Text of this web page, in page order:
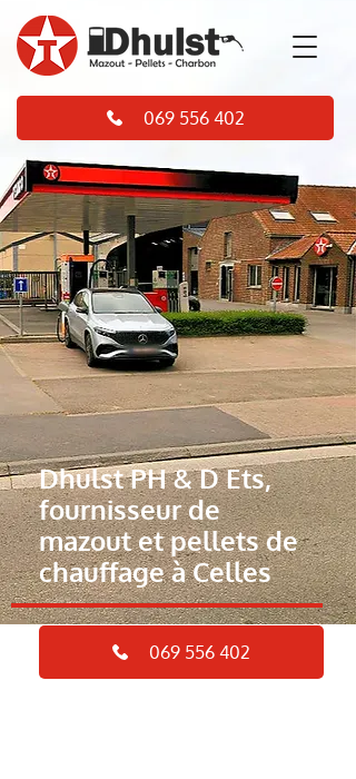
069 556 402
Dhulst PH & D Ets,
fournisseur de
mazout et pellets de
chauffage à Celles
069 556 402